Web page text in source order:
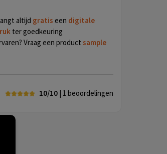
altijd gratis een digitale
ter goedkeuring
Vraag een product sample
10/10 | 1 beoordelingen